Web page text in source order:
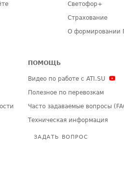
Светофор+
Страхование
О формировании
ПОМОЩЬ
Видео по работе с ATI.SU
Полезное по перевозкам
Часто задаваемые вопросы
Техническая информация
ЗАДАТЬ ВОПРОС